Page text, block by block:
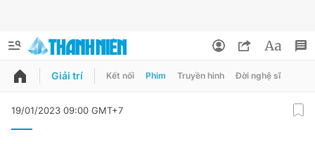
QUẢNG CÁO
Giải trí Kết nối Phim Truyền hình Đời nghệ sĩ
19/01/2023 09:00 GMT+7